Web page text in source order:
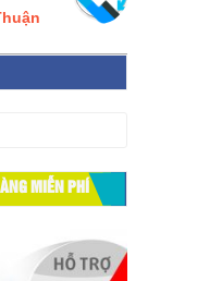
MIỄN PHÍ